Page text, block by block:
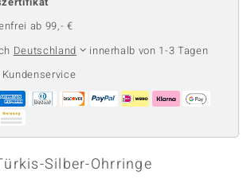
ab 99,- €
Deutschland
innerhalb von 1-3 Tagen
Silber-Ohrringe